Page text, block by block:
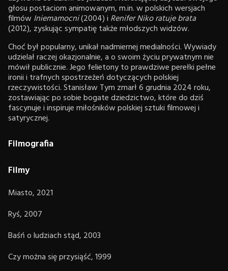
głosu postaciom animowanym, m.in. w polskich wersjach
filmów Iniemamocni(2004) i Renifer Niko ratuje brata
(2012), zyskując sympatię także młodszych widzów.
Choć był popularny, unikał nadmiernej medialności. Wywiady
udzielał raczej okazjonalnie, a o swoim życiu prywatnym nie
mówił publicznie. Jego felietony to prawdziwe perełki pełne
ironii i trafnych spostrzeżeń dotyczących polskiej
rzeczywistości. Stanisław Tym zmarł 6 grudnia 2024 roku,
zostawiając po sobie bogate dziedzictwo, które do dziś
fascynuje i inspiruje miłośników polskiej sztuki filmowej i
satyrycznej.
Filmografia
Filmy
Miasto, 2021
Ryś, 2007
Baśń o ludziach stąd, 2003
Czy można się przysiąść, 1999